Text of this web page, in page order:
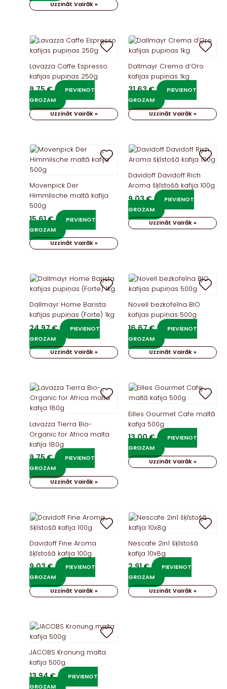
Uzzināt Vairāk »
Lavazza Caffe Espresso
kafijas pupiņas 250g
9,75€
PIEVIENOT
GROZAM
Uzzināt Vairāk »
Dallmayr Crema d’Oro
kafijas pupiņas 1kg
31,63€
PIEVIENOT
GROZAM
Uzzināt Vairāk »
Movenpick Der
Himmlische maltā kafija
500g
15,61€
PIEVIENOT
GROZAM
Uzzināt Vairāk »
Davidoff Davidoff Rich
Aroma šķīstošā kafija 100g
9,03€
PIEVIENOT
GROZAM
Uzzināt Vairāk »
Dallmayr Home Barista
kafijas pupiņas (Forte) 1kg
24,97€
PIEVIENOT
GROZAM
Uzzināt Vairāk »
Novell bezkofeīna BIO
kafijas pupiņas 500g
16,67€
PIEVIENOT
GROZAM
Uzzināt Vairāk »
Lavazza Tierra Bio-
Organic for Africa malta
kafija 180g
9,75€
PIEVIENOT
GROZAM
Uzzināt Vairāk »
Eilles Gourmet Cafe maltā
kafija 500g
13,00€
PIEVIENOT
GROZAM
Uzzināt Vairāk »
Davidoff Fine Aroma
šķīstošā kafija 100g
9,03€
PIEVIENOT
GROZAM
Uzzināt Vairāk »
Nescafe 2in1 šķīstošā
kafija 10x8g
2,91€
PIEVIENOT
GROZAM
Uzzināt Vairāk »
JACOBS Kronung malta
kafija 500g
13,94€
PIEVIENOT
GROZAM